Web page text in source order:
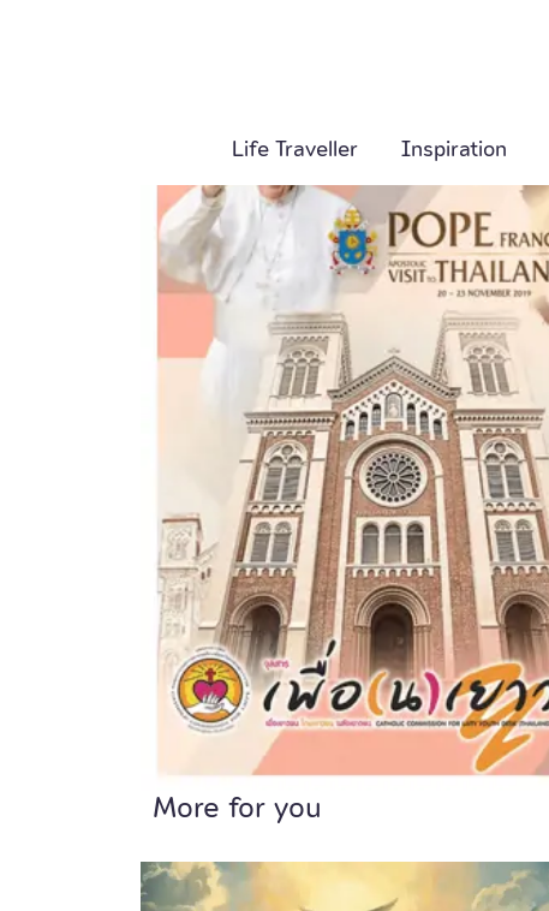
Life Traveller Inspiration
More for you